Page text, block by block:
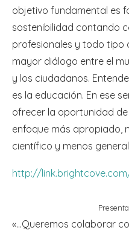
objetivo fundamental es
sostenibilidad contando
profesionales y todo tipo
mayor diálogo entre el
y los ciudadanos.
es la educación. En ese
ofrecer la oportunidad
enfoque más apropiado,
científico y menos
http://link.brightcove.com/
«…Queremos colaborar